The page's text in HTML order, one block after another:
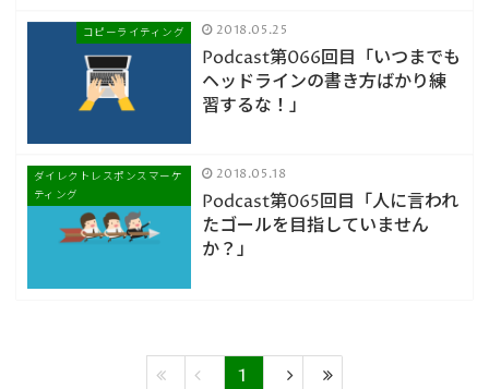
コピーライティング 2018.05.25
Podcast第066回目「いつまでも
ヘッドラインの書き方ばかり練
習するな！」
ダイレクトレスポンスマーケ
ティング
2018.05.18
Podcast第065回目「人に言われ
たゴールを目指していません
か？」
1